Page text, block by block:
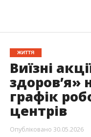
ЖИТТЯ
Виїзні
здоров’я»
графік
центрів
Опубліковано 30.05.2026